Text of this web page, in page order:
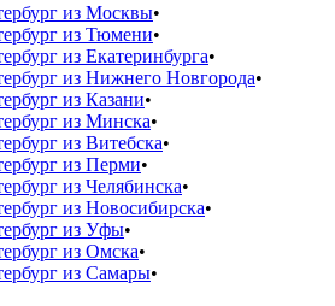
из Москвы•
из Тюмени•
из Екатеринбурга•
из Нижнего Новгорода•
из Казани•
из Минска•
из Витебска•
из Перми•
из Челябинска•
из Новосибирска•
из Уфы•
из Омска•
из Самары•